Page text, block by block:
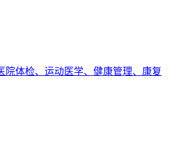
院体检、运动医学、健康管理、康复